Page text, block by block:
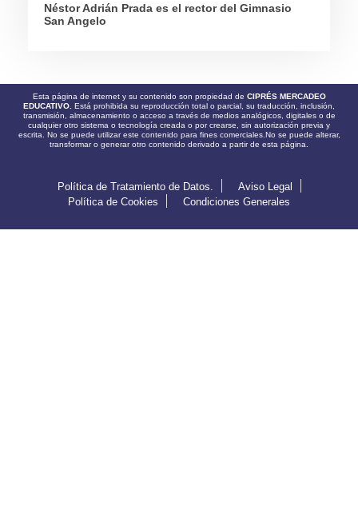
Néstor Adrián Prada es el rector del Gimnasio
San Angelo
Esta página de internet y su contenido son propiedad de CIPRÉS MERCADEO
EDUCATIVO. Está prohibida su reproducción total o parcial, su traducción, inclusión,
transmisión, almacenamiento o acceso a través de medios analógicos, digitales o de
cualquier otro sistema o tecnología creada o por crearse, sin autorización previa y
escrita. No se puede utilizar este contenido para fines comerciales.No se puede alterar,
transformar o generar otro contenido derivado a partir de esta página.
Política de Tratamiento de Datos.
Aviso Legal
Política de Cookies
Condiciones Generales